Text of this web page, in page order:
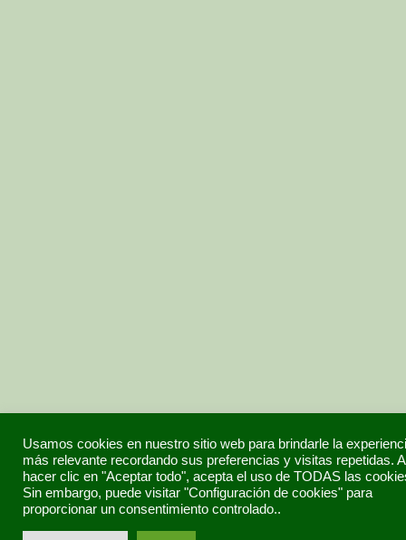
Usamos cookies en nuestro sitio web para brindarle la
más relevante recordando sus preferencias y visitas repetidas.
hacer clic en "Aceptar todo", acepta el uso de TODAS las
Sin embargo, puede visitar "Configuración de cookies" para
proporcionar un consentimiento controlado..